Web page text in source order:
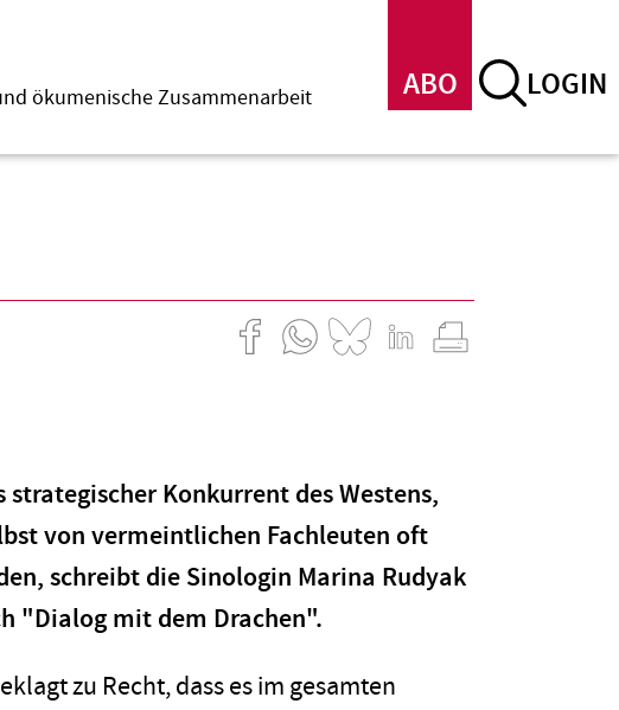
ABO LOGIN
ökumenische Zusammenarbeit
strategischer Konkurrent des Westens,
von vermeintlichen Fachleuten oft
schreibt die Sinologin Marina Rud­yak
"Dialog mit dem Drachen".
zu Recht, dass es im gesamten